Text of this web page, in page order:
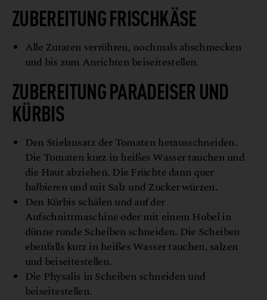
ZUBEREITUNG FRISCHKÄSE
Alle Zutaten verrühren, nochmals abschmecken
und bis zum Anrichten beiseitestellen.
ZUBEREITUNG PARADEISER UND
KÜRBIS
Den Stielansatz der Tomaten herausschneiden.
Die Tomaten kurz in heißes Wasser tauchen und
die Haut abziehen. Die Früchte dann quer
halbieren und mit Salz und Zucker würzen.
Den Kürbis schälen und auf der
Aufschnittmaschine oder mit einem Hobel in
dünne runde Scheiben schneiden. Die Scheiben
ebenfalls kurz in heißes Wasser tauchen, salzen
und beiseitestellen.
Die Physalis in Scheiben schneiden und
beiseitestellen.